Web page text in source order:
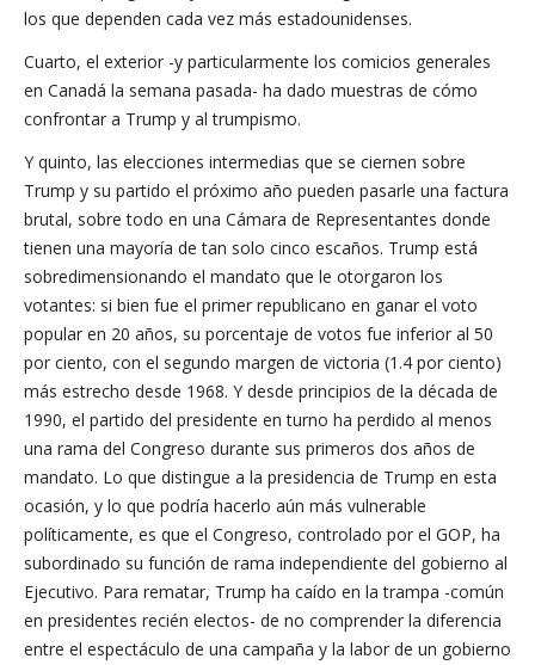
los que dependen cada vez más estadounidenses.
Cuarto, el exterior -y particularmente los comicios generales
en Canadá la semana pasada- ha dado muestras de cómo
confrontar a Trump y al trumpismo.
Y quinto, las elecciones intermedias que se ciernen sobre
Trump y su partido el próximo año pueden pasarle una factura
brutal, sobre todo en una Cámara de Representantes donde
tienen una mayoría de tan solo cinco escaños. Trump está
sobredimensionando el mandato que le otorgaron los
votantes: si bien fue el primer republicano en ganar el voto
popular en 20 años, su porcentaje de votos fue inferior al 50
por ciento, con el segundo margen de victoria (1.4 por ciento)
más estrecho desde 1968. Y desde principios de la década de
1990, el partido del presidente en turno ha perdido al menos
una rama del Congreso durante sus primeros dos años de
mandato. Lo que distingue a la presidencia de Trump en esta
ocasión, y lo que podría hacerlo aún más vulnerable
políticamente, es que el Congreso, controlado por el GOP, ha
subordinado su función de rama independiente del gobierno al
Ejecutivo. Para rematar, Trump ha caído en la trampa -común
en presidentes recién electos- de no comprender la diferencia
entre el espectáculo de una campaña y la labor de un gobierno